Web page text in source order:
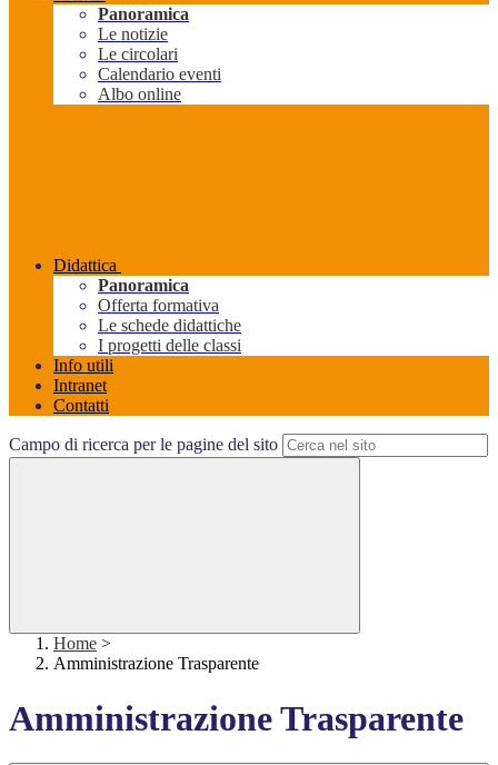
Panoramica
Le notizie
Le circolari
Calendario eventi
Albo online
Didattica
Panoramica
Offerta formativa
Le schede didattiche
I progetti delle classi
Info utili
Intranet
Contatti
Campo di ricerca per le pagine del sito
Home >
Amministrazione Trasparente
Amministrazione Trasparente